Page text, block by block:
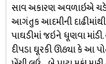
સાવ અકારણ અવળાઇએ
આગંતુક આદમીની
પાઘડીમાં જઇને ધૂણવા
દીપડા ઘૂરકી ઊઠ્યા કે આ